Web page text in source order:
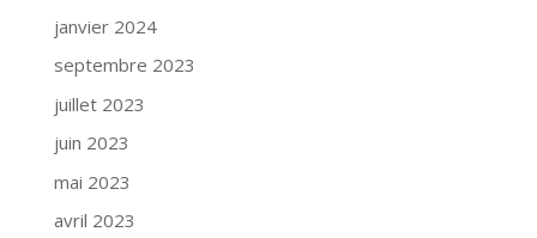
janvier 2024
septembre 2023
juillet 2023
juin 2023
mai 2023
avril 2023